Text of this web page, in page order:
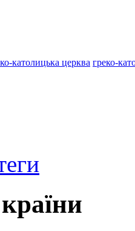
католицька церква греко-